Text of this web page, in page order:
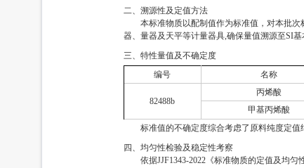
二、溯源性及定值方法
本标准物质以配制值作为标准值，对本批
器、量器及天平等计量器具,确保量值溯源至SI基
三、特性量值及不确定度
编号
名称
82488b
丙烯酸
甲基丙烯酸
标准值的不确定度综合考虑了原料纯度定值
四、均匀性检验及稳定性考察
依据JJF1343-2022《标准物质的定值及均